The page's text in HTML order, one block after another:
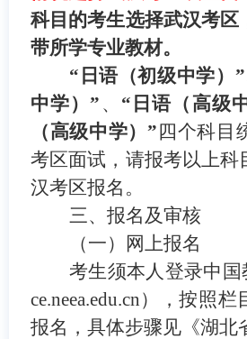
科目的考生选择武汉考区
带所学专业教材。
“ 日语（初级中学） ”
中学）” 、 “ 日语（高级
（高级中学）”四个科目
考区面试，请报考以上科
汉考区报名。
三、报名及审核
（一）网上报名
考生须本人登录中国
ce.neea.edu.cn）
，按照栏
报名，具体步骤见《湖北